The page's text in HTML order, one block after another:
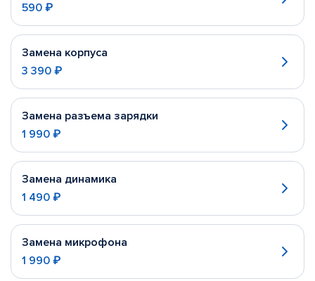
590 ₽
Замена корпуса
3 390 ₽
Замена разъема зарядки
1 990 ₽
Замена динамика
1 490 ₽
Замена микрофона
1 990 ₽